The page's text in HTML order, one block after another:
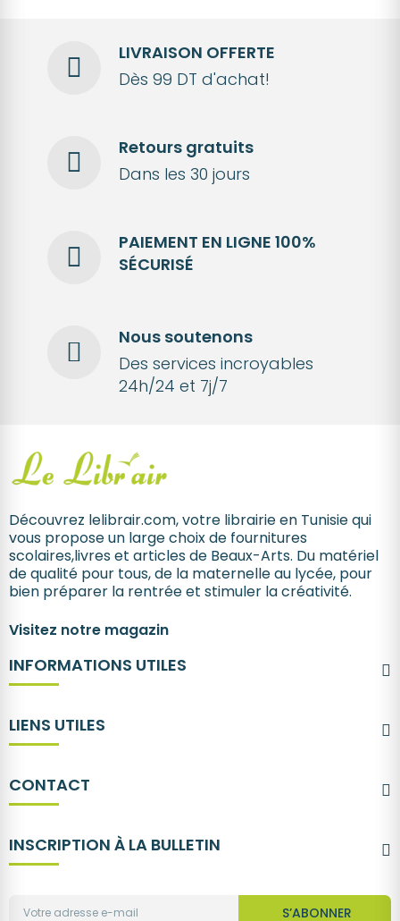
LIVRAISON OFFERTE
Dès 99 DT d'achat!
Retours gratuits
Dans les 30 jours
PAIEMENT EN LIGNE 100%
SÉCURISÉ
Nous soutenons
Des services incroyables
24h/24 et 7j/7
Découvrez lelibrair.com, votre librairie en Tunisie qui
vous propose un large choix de fournitures
scolaires,livres et articles de Beaux-Arts. Du matériel
de qualité pour tous, de la maternelle au lycée, pour
bien préparer la rentrée et stimuler la créativité.
Visitez notre magazin
INFORMATIONS UTILES
LIENS UTILES
CONTACT
INSCRIPTION À LA BULLETIN
S’ABONNER